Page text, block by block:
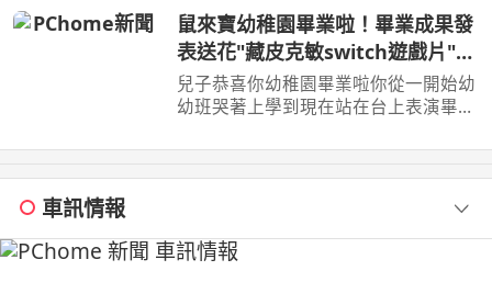
了gli ...
鼠來寶幼稚園畢業啦！畢業成果發
表送花"藏皮克敏switch遊戲片"驚
喜【Bobo TV】
兒子恭喜你幼稚園畢業啦你從一開始幼
幼班哭著上學到現在站在台上表演畢業
你即將要上小學 ...
車訊情報